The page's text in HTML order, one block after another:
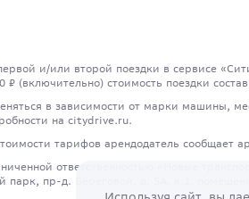
и/или второй поездки в сервисе
₽ (включительно) стоимость поездки
в зависимости от марки машины,
на citydrive.ru.
тарифов арендодатель
ответственностью «Новые
парк, пр-д. Береговой, д. 5А, к.1,